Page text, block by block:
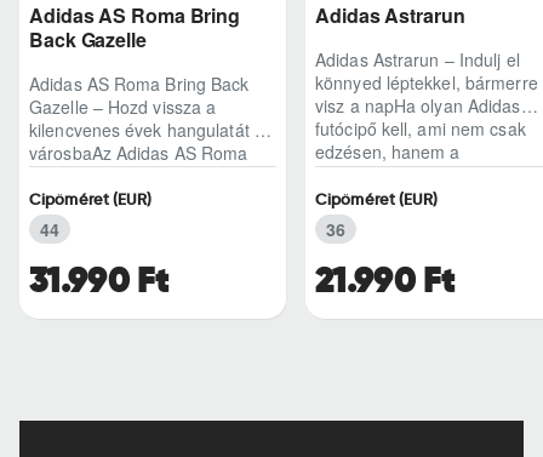
Adidas AS Roma Bring
Back Gazelle
Adidas AS Roma Bring Back
Gazelle – Hozd vissza a
kilencvenes évek hangulatát a
városbaAz Adidas AS Roma
egyszerű sneaker, hane..
31.990 Ft
Cipőméret (EUR)
44
Adidas Astrarun
Adidas Astrarun – Indulj el
könnyed léptekkel, bármerre
visz a napHa olyan Adidas
futócipő kell, ami nem csak
edzésen, hanem a
hétköznapokban is kénye..
21.990 Ft
Cipőméret (EUR)
36